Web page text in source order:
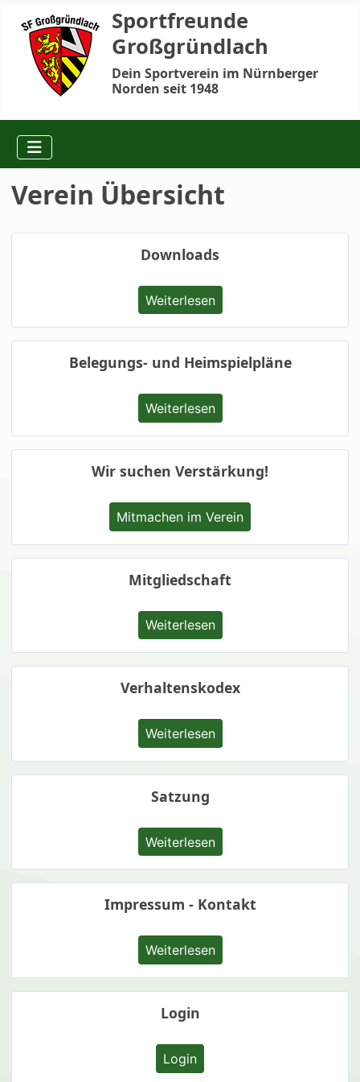
Sportfreunde
Großgründlach
Dein Sportverein im Nürnberger
Norden seit 1948
Verein Übersicht
Downloads
Weiterlesen
Belegungs- und Heimspielpläne
Weiterlesen
Wir suchen Verstärkung!
Mitmachen im Verein
Mitgliedschaft
Weiterlesen
Verhaltenskodex
Weiterlesen
Satzung
Weiterlesen
Impressum - Kontakt
Weiterlesen
Login
Login